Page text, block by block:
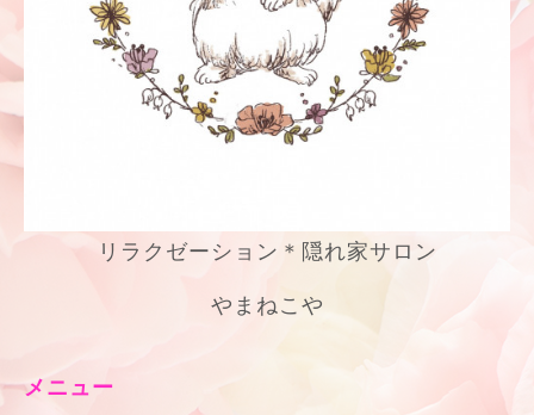
リラクゼーション＊隠れ家サロン
やまねこや
メニュー